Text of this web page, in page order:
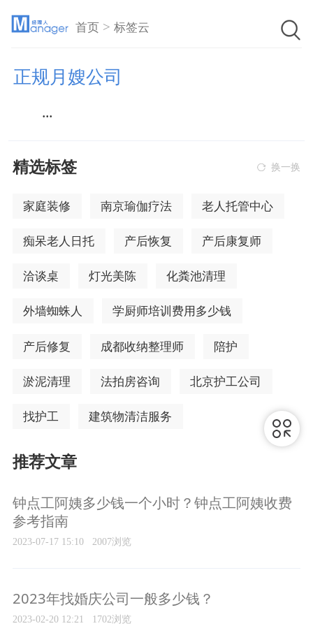
首页 >标签云
正规月嫂公司
...
精选标签 换一换
家庭装修 南京瑜伽疗法 老人托管中心
痴呆老人日托 产后恢复 产后康复师
洽谈桌 灯光美陈 化粪池清理
外墙蜘蛛人 学厨师培训费用多少钱
产后修复 成都收纳整理师 陪护
淤泥清理 法拍房咨询 北京护工公司
找护工 建筑物清洁服务
推荐文章
钟点工阿姨多少钱一个小时？钟点工阿姨收费
参考指南
2023-07-17 15:10 2007浏览
2023年找婚庆公司一般多少钱？
2023-02-20 12:21 1702浏览